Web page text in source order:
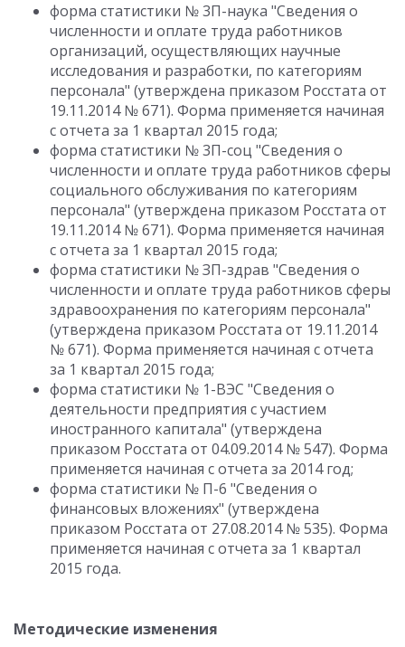
форма статистики № 3П-наука "Сведения о
численности и оплате труда работников
организаций, осуществляющих научные
исследования и разработки, по категориям
персонала" (утверждена приказом Росстата от
19.11.2014 № 671). Форма применяется начиная
с отчета за 1 квартал 2015 года;
форма статистики № 3П-соц "Сведения о
численности и оплате труда работников сферы
социального обслуживания по категориям
персонала" (утверждена приказом Росстата от
19.11.2014 № 671). Форма применяется начиная
с отчета за 1 квартал 2015 года;
форма статистики № ЗП-здрав "Сведения о
численности и оплате труда работников сферы
здравоохранения по категориям персонала"
(утверждена приказом Росстата от 19.11.2014
№ 671). Форма применяется начиная с отчета
за 1 квартал 2015 года;
форма статистики № 1-ВЭС "Сведения о
деятельности предприятия с участием
иностранного капитала" (утверждена
приказом Росстата от 04.09.2014 № 547). Форма
применяется начиная с отчета за 2014 год;
форма статистики № П-6 "Сведения о
финансовых вложениях" (утверждена
приказом Росстата от 27.08.2014 № 535). Форма
применяется начиная с отчета за 1 квартал
2015 года.
Методические изменения